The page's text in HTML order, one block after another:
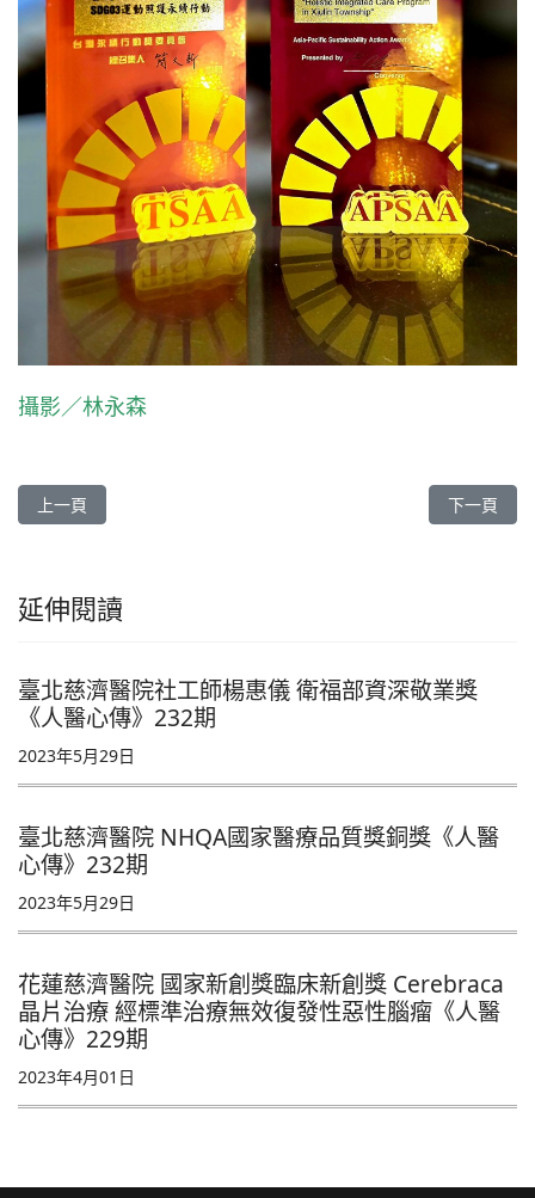
攝影／林永森
上一篇文章: 花蓮慈院 台北慈院 大林慈院 三院獲「健康永續傑出
上一頁 下一篇文
下一頁
延伸閱讀
臺北慈濟醫院社工師楊惠儀 衛福部資深敬業獎
《人醫心傳》232期
2023年5月29日
臺北慈濟醫院 NHQA國家醫療品質獎銅獎《人醫
心傳》232期
2023年5月29日
花蓮慈濟醫院 國家新創獎臨床新創獎 Cerebraca
晶片治療 經標準治療無效復發性惡性腦瘤《人醫
心傳》229期
2023年4月01日